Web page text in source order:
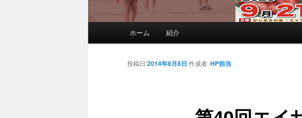
メインコンテンツへ移動
サブコンテンツへ移動
ホーム 紹介
投稿日:2014年8月8日 作成者:HP担当